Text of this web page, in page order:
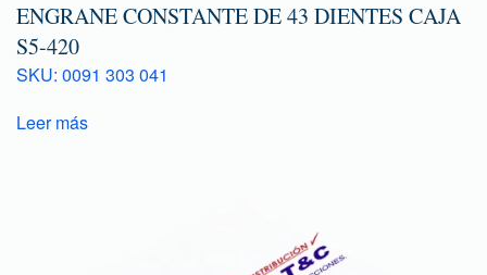
ENGRANE CONSTANTE DE 43 DIENTES CAJA
S5-420
SKU: 0091 303 041
Leer más